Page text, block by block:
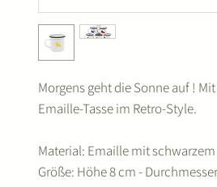
Morgens geht die Sonne auf !
Emaille-Tasse im Retro-Style.
Material: Emaille mit
Größe: Höhe 8 cm -